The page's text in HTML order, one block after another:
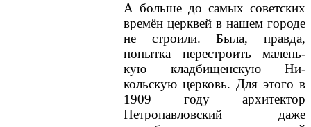
А больше до самых советских
вре­мён церквей в нашем городе
не строили. Была, правда,
попыт­ка перестроить малень­
кую кладбищенскую Ни­
кольскую церковь. Для этого в
1909 году архитек­тор
Петропавловский даже